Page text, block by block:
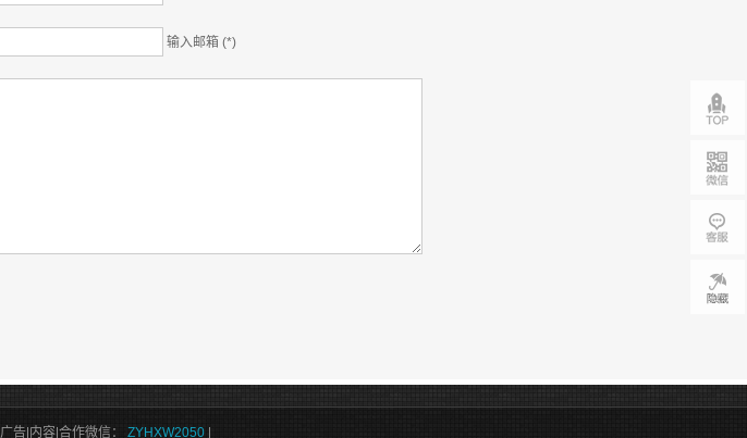
输入邮箱 (*)
| 广告|内容|合作微信： ZYHXW2050